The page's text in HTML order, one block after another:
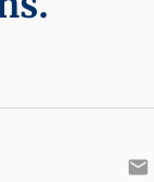
email